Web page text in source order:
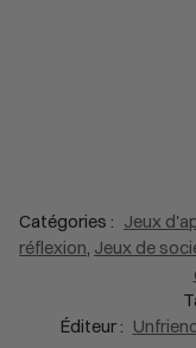
Catégories : Jeux
réflexion, Jeux de
Éditeur :